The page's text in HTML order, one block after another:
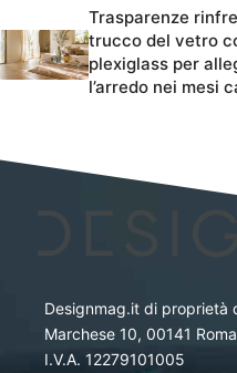
Trasparenze
trucco del vetro
plexiglass per
l’arredo nei mesi
Designmag.it di proprietà
Marchese 10, 00141
I.V.A. 12279101005